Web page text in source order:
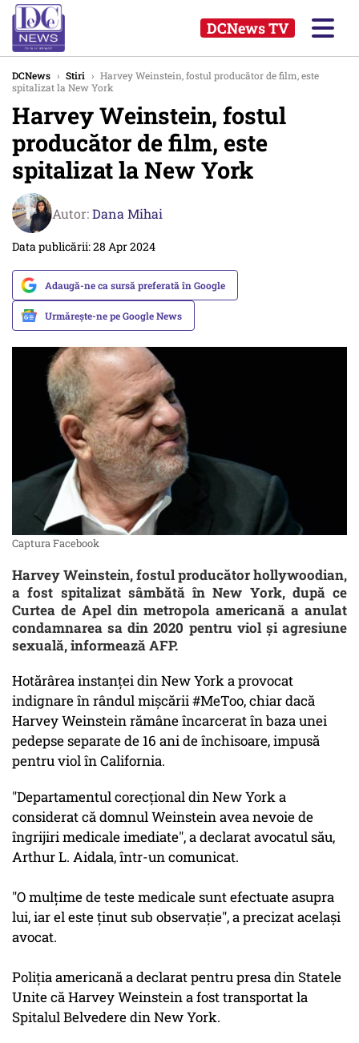
DCNews TV
DCNews › Stiri › Harvey Weinstein, fostul producător de film, este
spitalizat la New York
Harvey Weinstein, fostul
producător de film, este
spitalizat la New York
Autor:Dana Mihai
Data publicării: 28 Apr 2024
Adaugă-ne ca sursă preferată în Google
Urmărește-ne pe Google News
Captura Facebook
Harvey Weinstein, fostul producător hollywoodian,
a fost spitalizat sâmbătă în New York, după ce
Curtea de Apel din metropola americană a anulat
condamnarea sa din 2020 pentru viol și agresiune
sexuală, informează AFP.
Hotărârea instanței din New York a provocat
indignare în rândul mișcării #MeToo, chiar dacă
Harvey Weinstein rămâne încarcerat în baza unei
pedepse separate de 16 ani de închisoare, impusă
pentru viol în California.
"Departamentul corecţional din New York a
considerat că domnul Weinstein avea nevoie de
îngrijiri medicale imediate", a declarat avocatul său,
Arthur L. Aidala, într-un comunicat.
"O mulţime de teste medicale sunt efectuate asupra
lui, iar el este ţinut sub observaţie", a precizat acelaşi
avocat.
Poliţia americană a declarat pentru presa din Statele
Unite că Harvey Weinstein a fost transportat la
Spitalul Belvedere din New York.